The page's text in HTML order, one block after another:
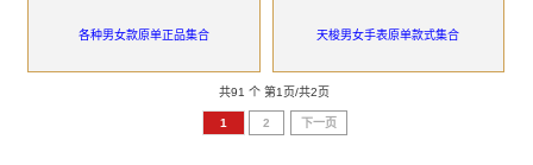
各种男女款原单正品集合 天梭男女手表原单款式集合
共91 个 第1页/共2页
1 2 下一页